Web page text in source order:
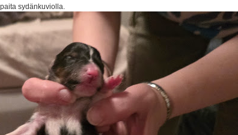
sydänkuviolla.